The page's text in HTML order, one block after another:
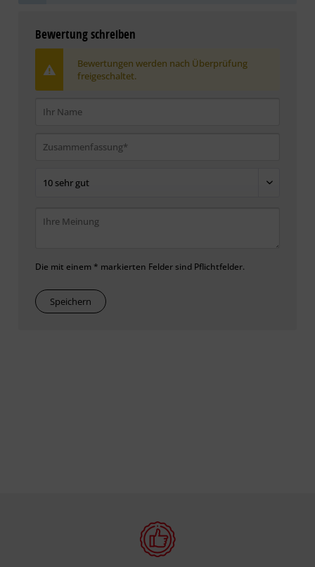
Bewertung schreiben
Bewertungen werden nach Überprüfung
freigeschaltet.
Die mit einem * markierten Felder sind Pflichtfelder.
Speichern